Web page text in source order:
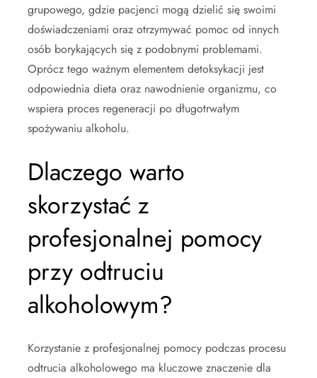
grupowego, gdzie pacjenci mogą dzielić się swoimi
doświadczeniami oraz otrzymywać pomoc od innych
osób borykających się z podobnymi problemami.
Oprócz tego ważnym elementem detoksykacji jest
odpowiednia dieta oraz nawodnienie organizmu, co
wspiera proces regeneracji po długotrwałym
spożywaniu alkoholu.
Dlaczego warto
skorzystać z
profesjonalnej pomocy
przy odtruciu
alkoholowym?
Korzystanie z profesjonalnej pomocy podczas procesu
odtrucia alkoholowego ma kluczowe znaczenie dla